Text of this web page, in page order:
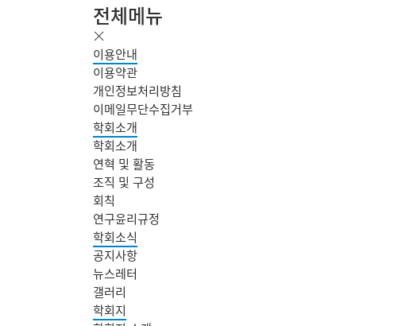
전체메뉴
이용안내
이용약관
개인정보처리방침
이메일무단수집거부
학회소개
학회소개
연혁 및 활동
조직 및 구성
회칙
연구윤리규정
학회소식
공지사항
뉴스레터
갤러리
학회지